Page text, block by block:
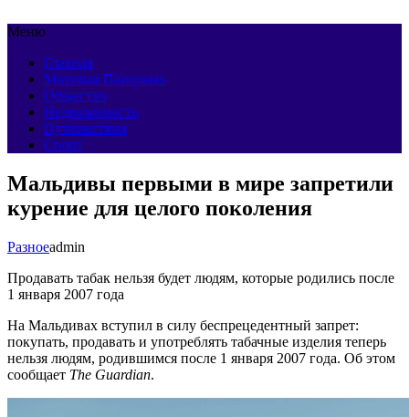
Меню
Главная
Мировая Панорама
Общество
Недвижимость
Путешествия
Спорт
Мальдивы первыми в мире запретили
курение для целого поколения
Разноеadmin
Продавать табак нельзя будет людям, которые родились после
1 января 2007 года
На Мальдивах вступил в силу беспрецедентный запрет:
покупать, продавать и употреблять табачные изделия теперь
нельзя людям, родившимся после 1 января 2007 года. Об этом
сообщает The Guardian.